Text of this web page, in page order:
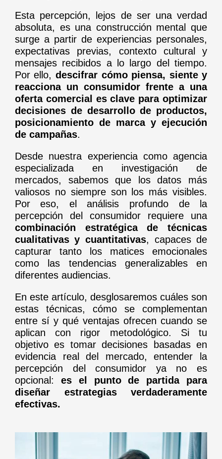
Esta percepción, lejos de ser una verdad
absoluta, es una construcción mental que
surge a partir de experiencias personales,
expectativas previas, contexto cultural y
mensajes recibidos a lo largo del tiempo.
Por ello, descifrar cómo piensa, siente y
reacciona un consumidor frente a una
oferta comercial es clave para optimizar
decisiones de desarrollo de productos,
posicionamiento de marca y ejecución
de campañas.
Desde nuestra experiencia como agencia
especializada en investigación de
mercados, sabemos que los datos más
valiosos no siempre son los más visibles.
Por eso, el análisis profundo de la
percepción del consumidor requiere una
combinación estratégica de técnicas
cualitativas y cuantitativas, capaces de
capturar tanto los matices emocionales
como las tendencias generalizables en
diferentes audiencias.
En este artículo, desglosaremos cuáles son
estas técnicas, cómo se complementan
entre sí y qué ventajas ofrecen cuando se
aplican con rigor metodológico. Si tu
objetivo es tomar decisiones basadas en
evidencia real del mercado, entender la
percepción del consumidor ya no es
opcional: es el punto de partida para
diseñar estrategias verdaderamente
efectivas.